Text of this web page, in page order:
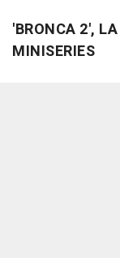
'BRONCA 2',
MINISERIES